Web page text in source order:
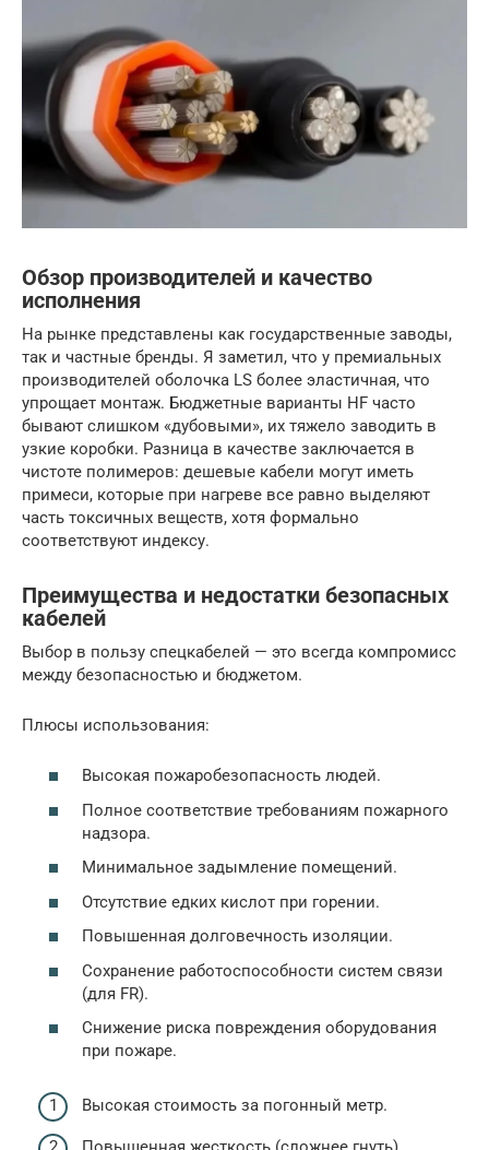
Обзор производителей и качество
исполнения
На рынке представлены как государственные заводы,
так и частные бренды. Я заметил, что у премиальных
производителей оболочка LS более эластичная, что
упрощает монтаж. Бюджетные варианты HF часто
бывают слишком «дубовыми», их тяжело заводить в
узкие коробки. Разница в качестве заключается в
чистоте полимеров: дешевые кабели могут иметь
примеси, которые при нагреве все равно выделяют
часть токсичных веществ, хотя формально
соответствуют индексу.
Преимущества и недостатки безопасных
кабелей
Выбор в пользу спецкабелей — это всегда компромисс
между безопасностью и бюджетом.
Плюсы использования:
Высокая пожаробезопасность людей.
Полное соответствие требованиям пожарного
надзора.
Минимальное задымление помещений.
Отсутствие едких кислот при горении.
Повышенная долговечность изоляции.
Сохранение работоспособности систем связи
(для FR).
Снижение риска повреждения оборудования
при пожаре.
Высокая стоимость за погонный метр.